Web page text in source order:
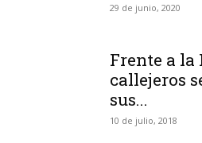
29 de junio, 2020
Frente a
callejeros
sus...
10 de julio, 2018